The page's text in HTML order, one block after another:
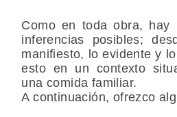
Como en toda obra, hay
inferencias posibles;
manifiesto, lo evidente y
esto en un contexto
una comida familiar.
A continuación, ofrezco